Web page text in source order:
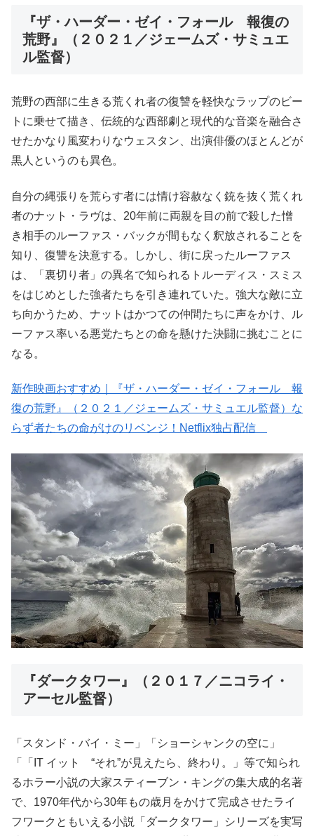
『ザ・ハーダー・ゼイ・フォール 報復の
荒野』（２０２１／ジェームズ・サミュエ
ル監督）
荒野の西部に生きる荒くれ者の復讐を軽快なラップのビー
トに乗せて描き、伝統的な西部劇と現代的な音楽を融合さ
せたかなり風変わりなウェスタン、出演俳優のほとんどが
黒人というのも異色。
自分の縄張りを荒らす者には情け容赦なく銃を抜く荒くれ
者のナット・ラヴは、20年前に両親を目の前で殺した憎
き相手のルーファス・バックが間もなく釈放されることを
知り、復讐を決意する。しかし、街に戻ったルーファス
は、「裏切り者」の異名で知られるトルーディス・スミス
をはじめとした強者たちを引き連れていた。強大な敵に立
ち向かうため、ナットはかつての仲間たちに声をかけ、ル
ーファス率いる悪党たちとの命を懸けた決闘に挑むことに
なる。
新作映画おすすめ｜『ザ・ハーダー・ゼイ・フォール 報
復の荒野』（２０２１／ジェームズ・サミュエル監督）な
らず者たちの命がけのリベンジ！Netflix独占配信
『ダークタワー』（２０１７／ニコライ・
アーセル監督）
「スタンド・バイ・ミー」「ショーシャンクの空に」
「「IT イット “それ”が見えたら、終わり。」等で知られ
るホラー小説の大家スティーブン・キングの集大成的名著
で、1970年代から30年もの歳月をかけて完成させたライ
フワークともいえる小説「ダークタワー」シリーズを実写